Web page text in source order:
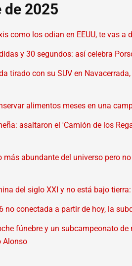
de 2025
como los odian en EEUU, te vas
y 30 segundos: así celebra
tirado con su SUV en
alimentos meses en una
asaltaron el 'Camión de los
más abundante del universo pero
del siglo XXI y no está bajo
no conectada a partir de hoy, la
fúnebre y un subcampeonato
Alonso